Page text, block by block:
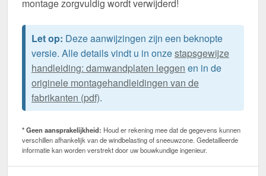
montage zorgvuldig wordt verwijderd!
Let op: Deze aanwijzingen zijn een beknopte
versie. Alle details vindt u in onzestapsgewijze
handleiding: damwandplaten leggen en in de
originele montagehandleidingen van de
fabrikanten (pdf).
* Geen aansprakelijkheid: Houd er rekening mee dat de gegevens kunnen
verschillen afhankelijk van de windbelasting of sneeuwzone. Gedetailleerde
informatie kan worden verstrekt door uw bouwkundige ingenieur.